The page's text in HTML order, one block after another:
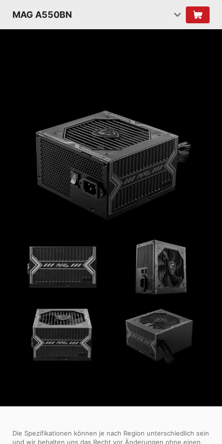
MAG A550BN
Die Spezifikationen können je nach Region unterschiedlich sein
und wir behalten uns das Recht vor Änderungen ohne einen